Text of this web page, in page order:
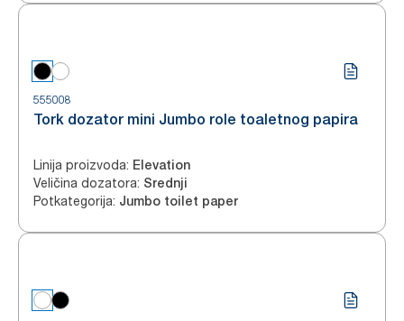
555008
Tork dozator mini Jumbo role toaletnog papira
Linija proizvoda: Elevation
Veličina dozatora: Srednji
Potkategorija: Jumbo toilet paper